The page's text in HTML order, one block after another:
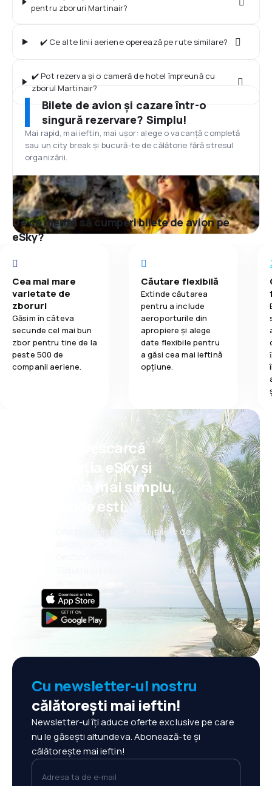
pentru zboruri Martinair?
✔️ Ce alte linii aeriene operează pe rute similare?
✔️ Pot rezerva și o cameră de hotel împreună cu
zborul Martinair?
Bilete de avion și cazare într-o
singură rezervare? Simplu!
Mai rapid, mai ieftin, mai ușor: alege o vacanță completă
sau un city break și bucură-te de călătorie fără stresul
organizării.
De ce merită să cumperi bilete de avion pe
eSky?
Cea mai mare
varietate de
zboruri
Găsim în câteva
secunde cel mai bun
zbor pentru tine de la
peste 500 de
companii aeriene.
Căutare flexibilă
Extinde căutarea
pentru a include
aeroporturile din
apropiere și alege
date flexibile pentru
a găsi cea mai ieftină
opțiune.
Psst! Descarcă
aplicația eSky și
rezervă mai simplu,
oriunde ești.
Oferte noi în fiecare zi: bilete de
avion, vacanțe, city break-uri
Totul la un click distanță, oricând
Cu newsletter-ul nostru
călătorești mai ieftin!
Newsletter-ul îți aduce oferte exclusive pe care
nu le găsești altundeva. Abonează-te și
călătorește mai ieftin!
Adresa ta de e-mail